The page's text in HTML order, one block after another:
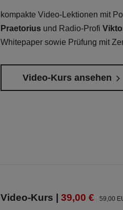
kompakte Video-Lektionen mit
Praetorius und Radio-Profi
Whitepaper sowie Prüfung mit
Video-Kurs ansehen
Video-Kurs | 39,00 € 59,00